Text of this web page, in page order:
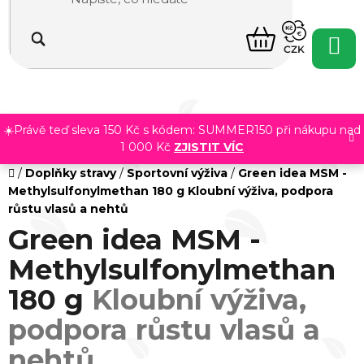
obsah
☀️Právě teď sleva 150 Kč s kódem: SUMMER150 při nákupu nad
1 000 Kč ZJISTIT VÍC
NÁKUPNÍ
KOŠÍK
CZK
Domů
/ Doplňky stravy / Sportovní výživa / Green idea MSM -
Methylsulfonylmethan 180 g Kloubní výživa, podpora
růstu vlasů a nehtů
Green idea MSM -
Methylsulfonylmethan
180 g Kloubní výživa,
podpora růstu vlasů a